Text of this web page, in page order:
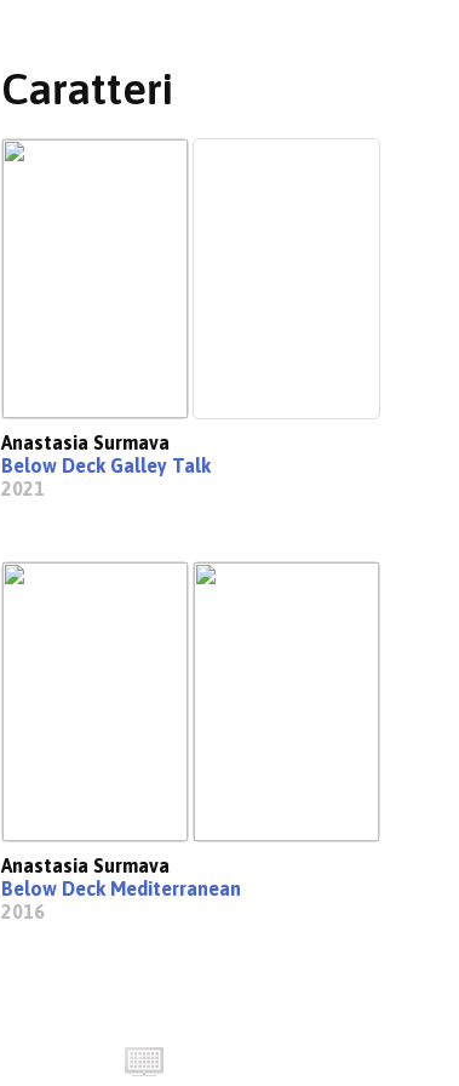
Caratteri
Anastasia Surmava
Below Deck Galley Talk
2021
Anastasia Surmava
Below Deck Mediterranean
2016